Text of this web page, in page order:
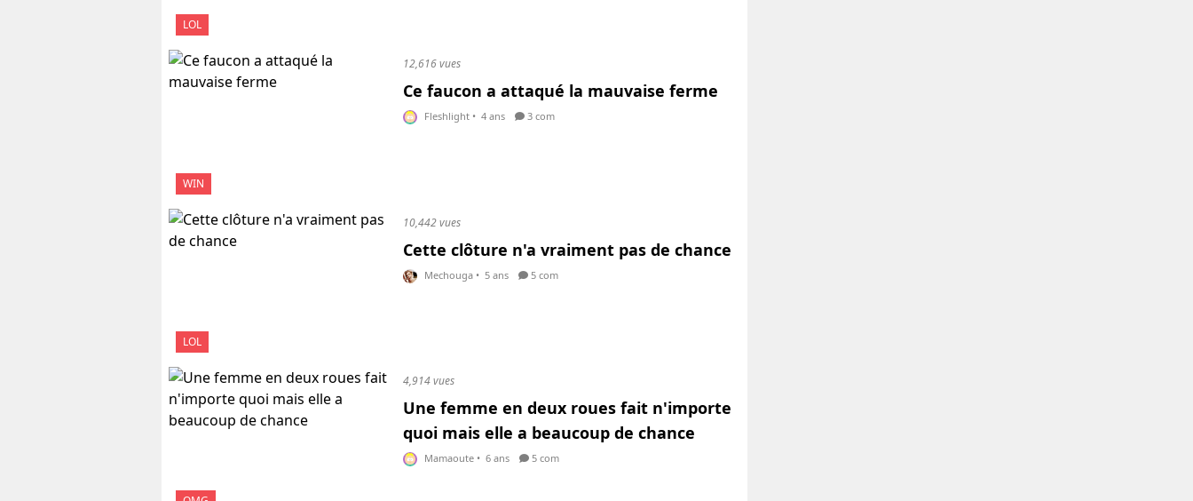
LOL
WIN
12,616 vues
Ce faucon a attaqué la mauvaise ferme
Fleshlight • 4 ans 3 com
LOL
10,442 vues
Cette clôture n'a vraiment pas de chance
Mechouga • 5 ans 5 com
4,914 vues
Une femme en deux roues fait n'importe
quoi mais elle a beaucoup de chance
Mamaoute • 6 ans 5 com